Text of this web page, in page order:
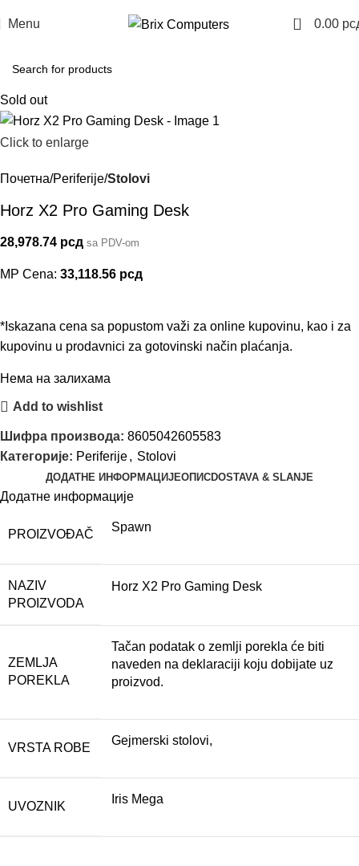
Menu 0 0.00
Sold out
Click to enlarge
Почетна Periferije Stolovi
Horz X2 Pro Gaming Desk
28,978.74 рсд sa PDV-om
MP Cena: 33,118.56 рсд
*Iskazana cena sa popustom važi za online kupovinu, kao i za
kupovinu u prodavnici za gotovinski način plaćanja.
Нема на залихама
Add to wishlist
Шифра производа: 8605042605583
Категорије: Periferije, Stolovi
ДОДАТНЕ ИНФОРМАЦИЈЕОПИСDOSTAVA & SLANJE
Додатне информације
PROIZVOĐAČ
Spawn
NAZIV
PROIZVODA
Horz X2 Pro Gaming Desk
ZEMLJA
POREKLA
Tačan podatak o zemlji porekla će biti
naveden na deklaraciji koju dobijate uz
proizvod.
VRSTA ROBE
Gejmerski stolovi,
UVOZNIK
Iris Mega